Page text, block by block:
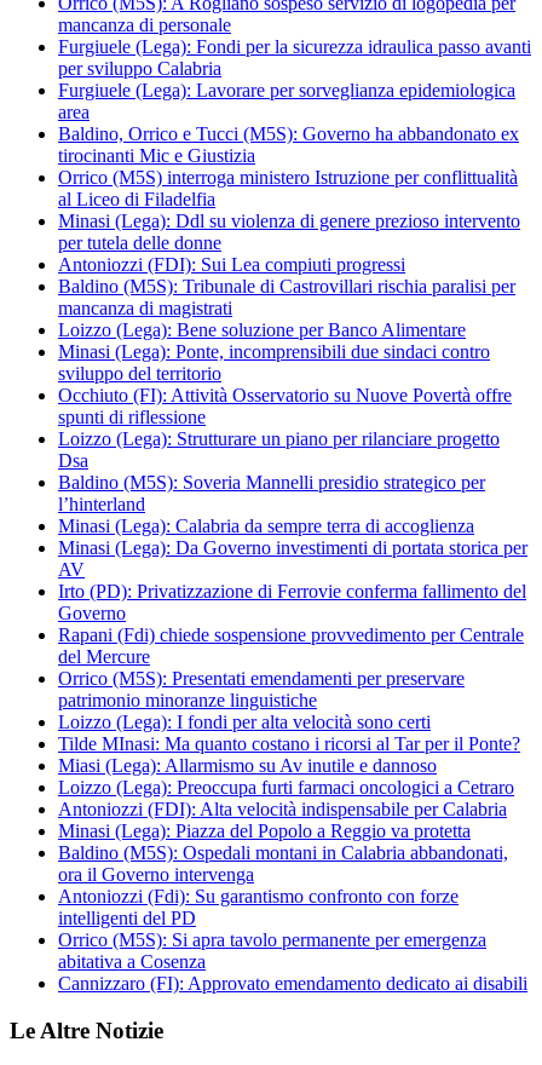
mancanza di personale
Furgiuele (Lega): Fondi per la sicurezza idraulica passo avanti
per sviluppo Calabria
Furgiuele (Lega): Lavorare per sorveglianza epidemiologica
area
Baldino, Orrico e Tucci (M5S): Governo ha abbandonato ex
tirocinanti Mic e Giustizia
Orrico (M5S) interroga ministero Istruzione per conflittualità
al Liceo di Filadelfia
Minasi (Lega): Ddl su violenza di genere prezioso intervento
per tutela delle donne
Antoniozzi (FDI): Sui Lea compiuti progressi
Baldino (M5S): Tribunale di Castrovillari rischia paralisi per
mancanza di magistrati
Loizzo (Lega): Bene soluzione per Banco Alimentare
Minasi (Lega): Ponte, incomprensibili due sindaci contro
sviluppo del territorio
Occhiuto (FI): Attività Osservatorio su Nuove Povertà offre
spunti di riflessione
Loizzo (Lega): Strutturare un piano per rilanciare progetto
Dsa
Baldino (M5S): Soveria Mannelli presidio strategico per
l’hinterland
Minasi (Lega): Calabria da sempre terra di accoglienza
Minasi (Lega): Da Governo investimenti di portata storica per
AV
Irto (PD): Privatizzazione di Ferrovie conferma fallimento del
Governo
Rapani (Fdi) chiede sospensione provvedimento per Centrale
del Mercure
Orrico (M5S): Presentati emendamenti per preservare
patrimonio minoranze linguistiche
Loizzo (Lega): I fondi per alta velocità sono certi
Tilde MInasi: Ma quanto costano i ricorsi al Tar per il Ponte?
Miasi (Lega): Allarmismo su Av inutile e dannoso
Loizzo (Lega): Preoccupa furti farmaci oncologici a Cetraro
Antoniozzi (FDI): Alta velocità indispensabile per Calabria
Minasi (Lega): Piazza del Popolo a Reggio va protetta
Baldino (M5S): Ospedali montani in Calabria abbandonati,
ora il Governo intervenga
Antoniozzi (Fdi): Su garantismo confronto con forze
intelligenti del PD
Orrico (M5S): Si apra tavolo permanente per emergenza
abitativa a Cosenza
Cannizzaro (FI): Approvato emendamento dedicato ai disabili
Le Altre Notizie